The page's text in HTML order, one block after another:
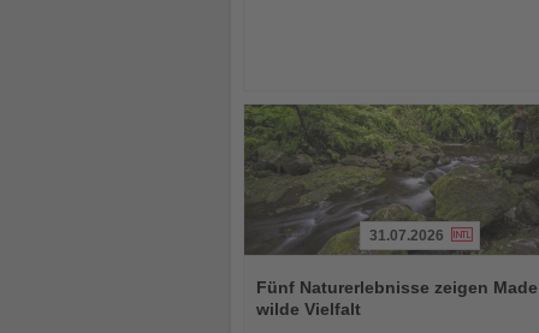
Sie
die
31.07.2026
Fünf Naturerlebnisse zeigen
wilde Vielfalt